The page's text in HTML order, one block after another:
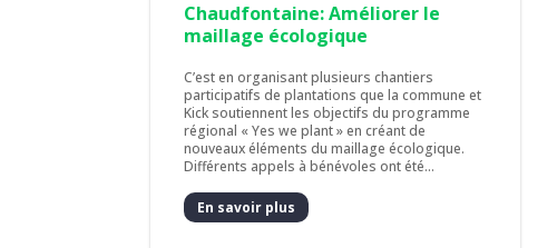
Chaudfontaine: Améliorer le
maillage écologique
C’est en organisant plusieurs chantiers
participatifs de plantations que la commune et
Kick soutiennent les objectifs du programme
régional « Yes we plant » en créant de
nouveaux éléments du maillage écologique.
Différents appels à bénévoles ont été...
En savoir plus